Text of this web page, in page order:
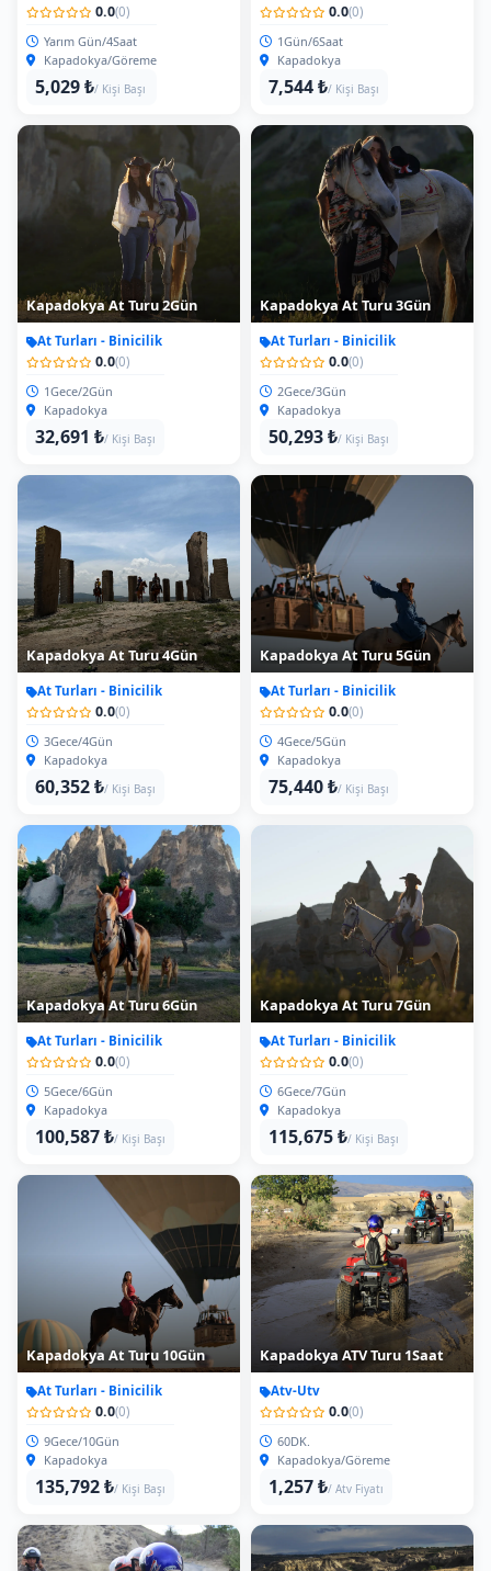
0.0(0)
Yarım Gün/4Saat
Kapadokya/Göreme
5,029 ₺/ Kişi Başı
0.0(0)
1Gün/6Saat
Kapadokya
7,544 ₺/ Kişi Başı
Kapadokya At Turu 2Gün
At Turları - Binicilik
0.0(0)
1Gece/2Gün
Kapadokya
32,691 ₺/ Kişi Başı
Kapadokya At Turu 3Gün
At Turları - Binicilik
0.0(0)
2Gece/3Gün
Kapadokya
50,293 ₺/ Kişi Başı
Kapadokya At Turu 4Gün
At Turları - Binicilik
0.0(0)
3Gece/4Gün
Kapadokya
60,352 ₺/ Kişi Başı
Kapadokya At Turu 5Gün
At Turları - Binicilik
0.0(0)
4Gece/5Gün
Kapadokya
75,440 ₺/ Kişi Başı
Kapadokya At Turu 6Gün
At Turları - Binicilik
0.0(0)
5Gece/6Gün
Kapadokya
100,587 ₺/ Kişi Başı
Kapadokya At Turu 7Gün
At Turları - Binicilik
0.0(0)
6Gece/7Gün
Kapadokya
115,675 ₺/ Kişi Başı
Kapadokya At Turu 10Gün
At Turları - Binicilik
0.0(0)
9Gece/10Gün
Kapadokya
135,792 ₺/ Kişi Başı
Kapadokya ATV Turu 1Saat
Atv-Utv
0.0(0)
60DK.
Kapadokya/Göreme
1,257 ₺/ Atv Fiyatı